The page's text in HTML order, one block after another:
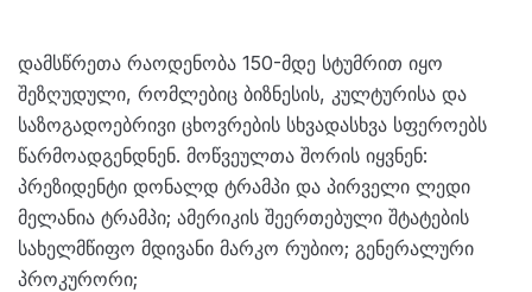
დამსწრეთა რაოდენობა 150-მდე სტუმრით იყო
შეზღუდული, რომლებიც ბიზნესის, კულტურისა და
საზოგადოებრივი ცხოვრების სხვადასხვა სფეროებს
წარმოადგენდნენ. მოწვეულთა შორის იყვნენ:
პრეზიდენტი დონალდ ტრამპი და პირველი ლედი
მელანია ტრამპი; ამერიკის შეერთებული შტატების
სახელმწიფო მდივანი მარკო რუბიო; გენერალური
პროკურორი;